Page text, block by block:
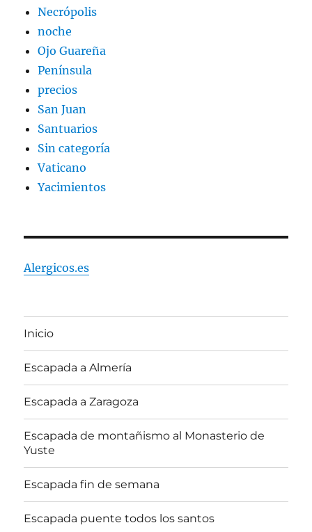
Necrópolis
noche
Ojo Guareña
Península
precios
San Juan
Santuarios
Sin categoría
Vaticano
Yacimientos
Alergicos.es
Inicio
Escapada a Almería
Escapada a Zaragoza
Escapada de montañismo al Monasterio de
Yuste
Escapada fin de semana
Escapada puente todos los santos